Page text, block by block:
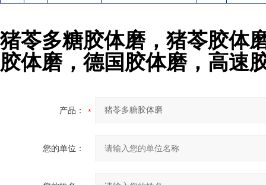
猪苓多糖胶体磨，猪苓胶体
胶体磨，德国胶体磨，高速
产品：
您的单位：